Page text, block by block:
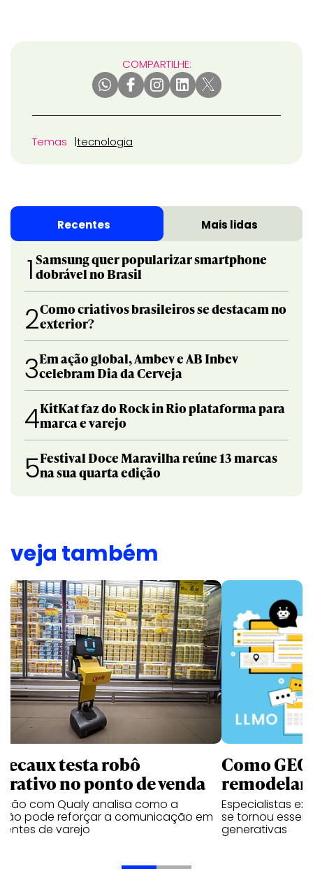
COMPARTILHE:
Temas tecnologia
Recentes Mais lidas
1 Samsung quer popularizar smartphone
dobrável no Brasil
2Como criativos brasileiros se destacam no
exterior?
3Em ação global, Ambev e AB Inbev
celebram Dia da Cerveja
4KitKat faz do Rock in Rio plataforma para
marca e varejo
5Festival Doce Maravilha reúne 13 marcas
na sua quarta edição
veja também
testa robô
no ponto de venda
com Qualy analisa como a
pode reforçar a comunicação em
de varejo
Como
Especialistas
se tornou
generativas